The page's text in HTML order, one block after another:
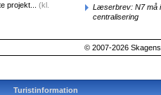
projekt... (kl.
Læserbrev: N7 må
centralisering
© 2007-2026
Turistinformation